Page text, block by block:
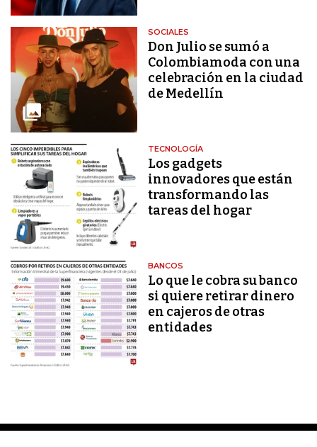
SOCIALES
Don Julio se sumó a
Colombiamoda con una
celebración en la ciudad
de Medellín
TECNOLOGÍA
Los gadgets
innovadores que están
transformando las
tareas del hogar
BANCOS
Lo que le cobra su banco
si quiere retirar dinero
en cajeros de otras
entidades